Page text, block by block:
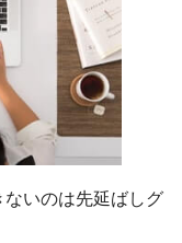
いのは先延ばしグ